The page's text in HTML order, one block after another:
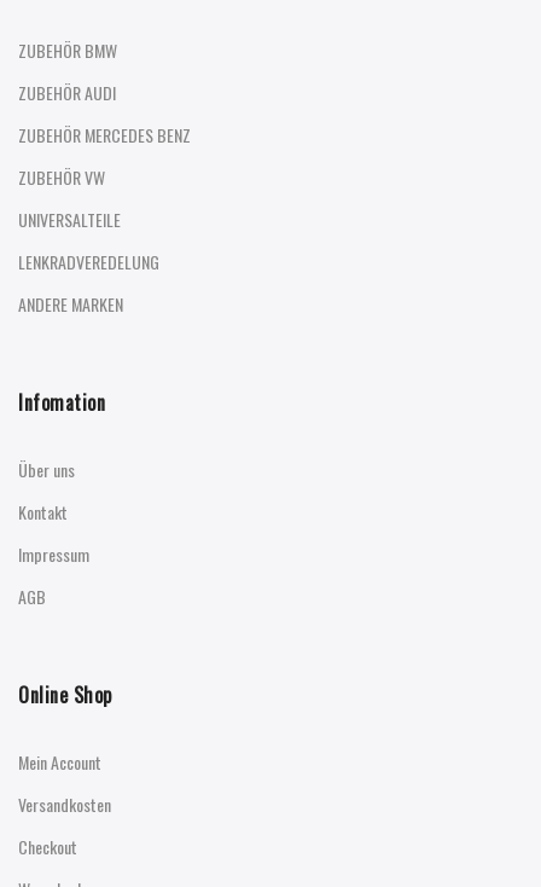
ZUBEHÖR BMW
ZUBEHÖR AUDI
ZUBEHÖR MERCEDES BENZ
ZUBEHÖR VW
UNIVERSALTEILE
LENKRADVEREDELUNG
ANDERE MARKEN
Infomation
Über uns
Kontakt
Impressum
AGB
Online Shop
Mein Account
Versandkosten
Checkout